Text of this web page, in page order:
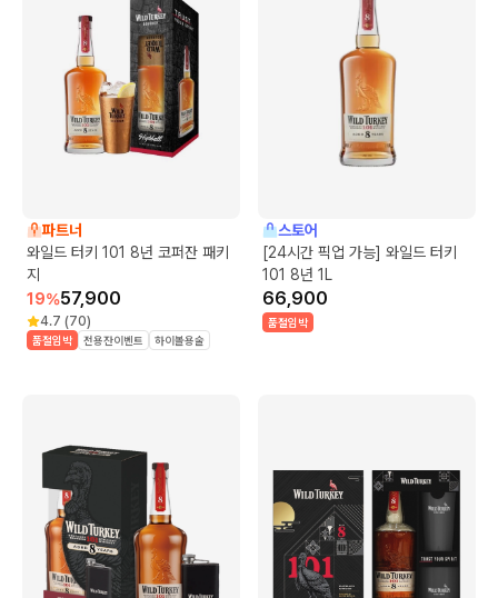
파트너
와일드 터키 101 8년 코퍼잔 패키
지
19%57,900
4.7 (70)
품절임박 전용잔이벤트 하이볼용술
스토어
[24시간 픽업 가능] 와일드 터키
101 8년 1L
66,900
품절임박